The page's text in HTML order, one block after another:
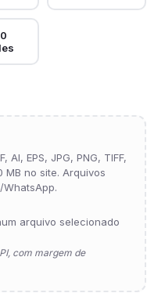
EPS, JPG, PNG, TIFF,
MB no site. Arquivos
WhatsApp.
arquivo selecionado
com margem de